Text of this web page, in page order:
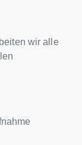
wir alle